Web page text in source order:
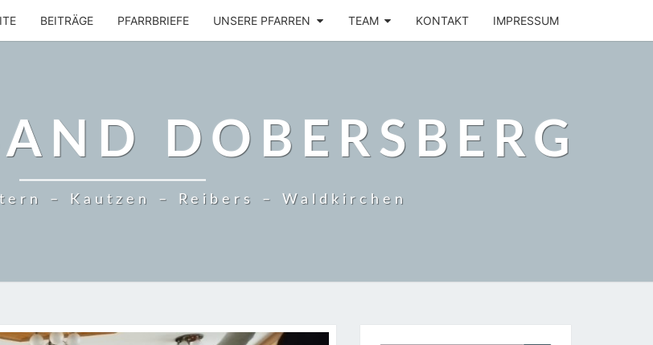
BEITRÄGE PFARRBRIEFE UNSERE PFARREN TEAM KONTAKT IMPRESSUM
DOBERSBERG
– Kautzen – Reibers – Waldkirchen